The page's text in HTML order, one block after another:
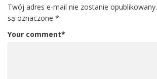
Twój adres e-mail nie zostanie opublikowany.
są oznaczone *
Your comment*